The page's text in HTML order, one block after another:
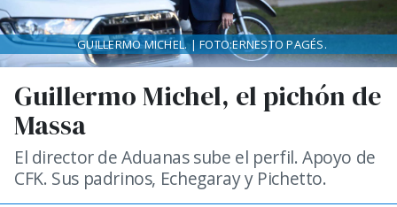
Guillermo Michel, el pichón de
Massa
El director de Aduanas sube el perfil. Apoyo de
CFK. Sus padrinos, Echegaray y Pichetto.
GUILLERMO MICHEL. | FOTO:ERNESTO PAGÉS.